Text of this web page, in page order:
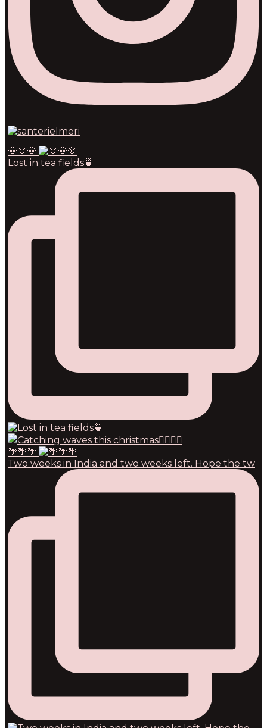
🌞🌞🌞
Lost in tea fields🍵
🌴🌴🌴
Two weeks in India and two weeks left. Hope the tw